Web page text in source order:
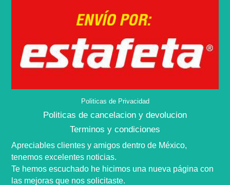
Politicas de Privacidad
Politicas de cancelacion y devolucion
Terminos y condiciones
Apreciables clientes y amigos dentro de México,
tenemos excelentes noticias.
Te hemos escuchado he hicimos una nueva página con
las mejoras que nossolicitaste.